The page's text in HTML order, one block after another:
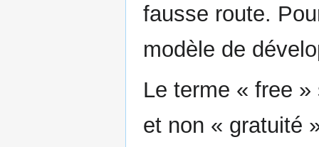
fausse route.
modèle de
Le terme « free
et non « gratuité